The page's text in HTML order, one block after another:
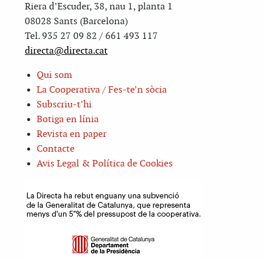
Riera d’Escuder, 38, nau 1, planta 1
08028 Sants (Barcelona)
Tel. 935 27 09 82 / 661 493 117
directa@directa.cat
Qui som
La Cooperativa / Fes-te’n sòcia
Subscriu-t’hi
Botiga en línia
Revista en paper
Contacte
Avis Legal & Política de Cookies